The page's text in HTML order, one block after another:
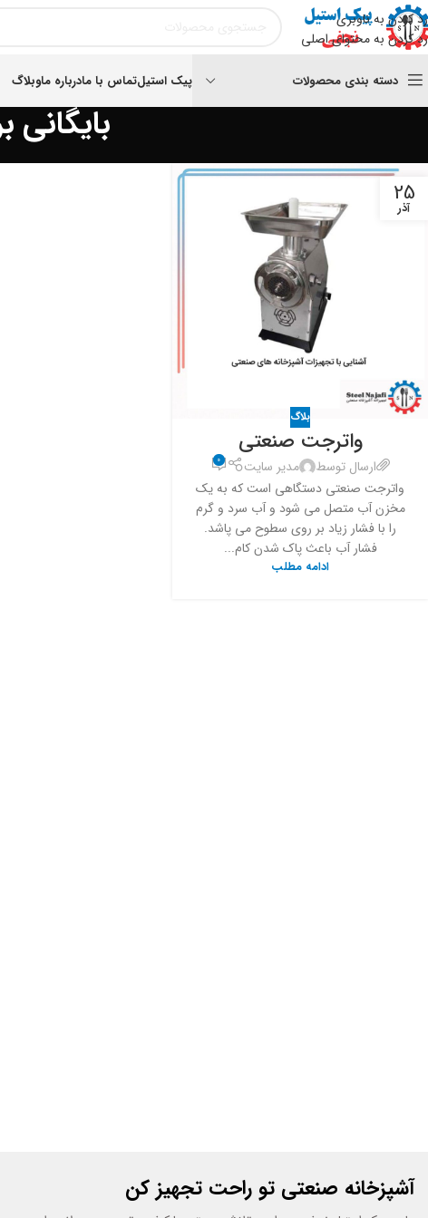
رد کردن به ناوبری
رد کردن به محتوای اصلی
دسته بندی محصولات پیک استیلتماس با مادرباره ماوبلاگ
25
آذر
بلاگ
واترجت صنعتی
ارسال توسط مدیر سایت 0
واترجت صنعتی دستگاهی است که به یک
مخزن آب متصل می شود و آب سرد و گرم
را با فشار زیاد بر روی سطوح می پاشد.
فشار آب باعث پاک شدن کام...
ادامه مطلب
آشپزخانه صنعتی تو راحت تجهیز کن